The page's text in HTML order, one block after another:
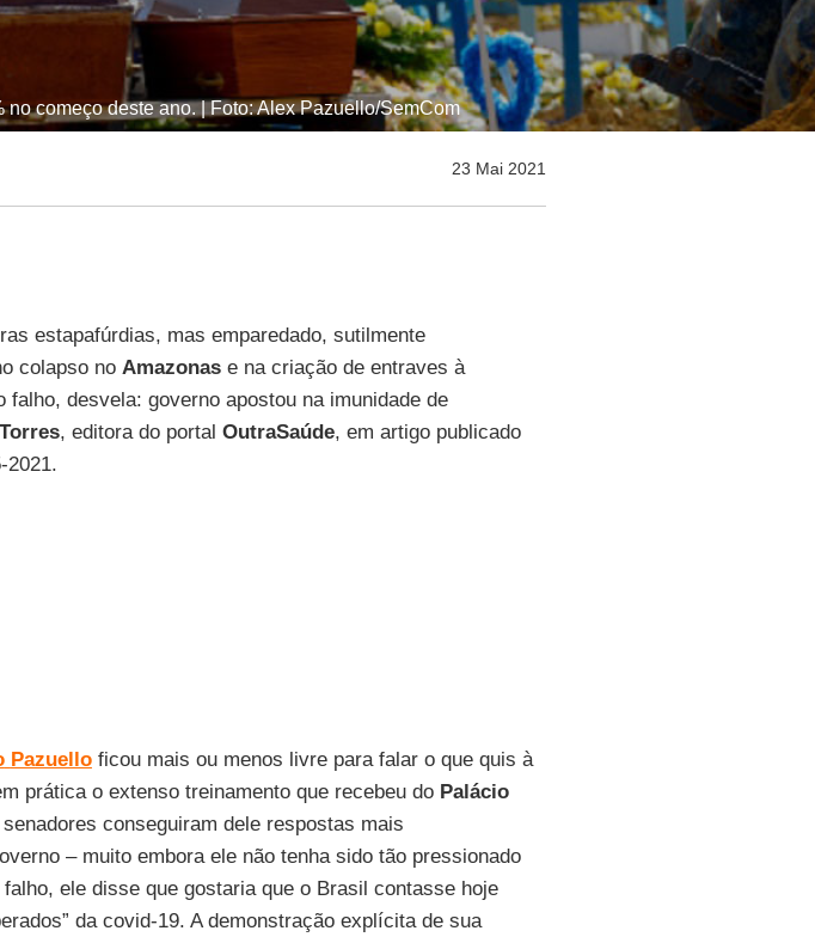
começo deste ano. | Foto: Alex Pazuello/SemCom
23 Mai 2021
estapafúrdias, mas emparedado, sutilmente
colapso no Amazonase na criação de entraves à
falho, desvela: governo apostou na imunidade de
, editora do portal OutraSaúde, em artigo publicado
2021.
Pazuelloficou mais ou menos livre para falar o que quis à
prática o extenso treinamento que recebeu do Palácio
conseguiram dele respostas mais
– muito embora ele não tenha sido tão pressionado
ele disse que gostaria que o Brasil contasse hoje
da covid-19. A demonstração explícita de sua